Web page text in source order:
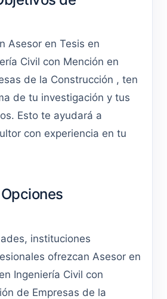
Asesor en Tesis en
Civil con Mención en
de la Construcción , ten
de tu investigación y tus
Esto te ayudará a
con experiencia en tu
instituciones
ofrezcan Asesor en
Ingeniería Civil con
de Empresas de la